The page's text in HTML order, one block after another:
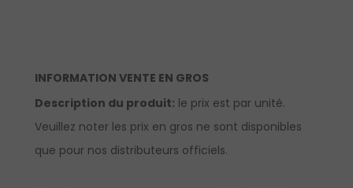
INFORMATION VENTE EN GROS
Description du produit: le prix est par unité.
Veuillez noter les prix en gros ne sont disponibles
que pour nos distributeurs officiels.